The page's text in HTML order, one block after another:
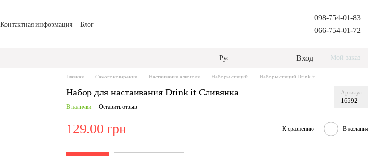
Контактная информация Блог
098-754-01-83
066-754-01-72
Рус Вход Мой заказ
Главная Самогоноварение Настаивание алкоголя Наборы специй Наборы специй Drink it
Набор для настаивания Drink it Сливянка Артикул
16692
В наличии Оставить отзыв
129.00 грн К сравнению В желания